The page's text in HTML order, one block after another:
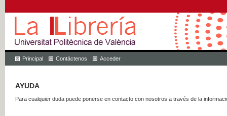
Principal Contáctenos Acceder
AYUDA
Para cualquier duda puede ponerse en contacto con nosotros a través de la